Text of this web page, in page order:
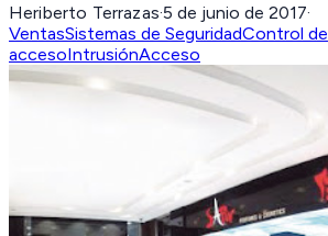
Heriberto Terrazas·5 de junio de 2017·
VentasSistemas de SeguridadControl de
accesoIntrusiónAcceso